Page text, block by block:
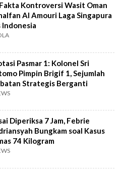
Kontroversi Wasit Oman
Al Amouri Laga Singapura
Indonesia
Pasmar 1: Kolonel Sri
Pimpin Brigif 1, Sejumlah
Strategis Berganti
Diperiksa 7 Jam, Febrie
Bungkam soal Kasus
74 Kilogram